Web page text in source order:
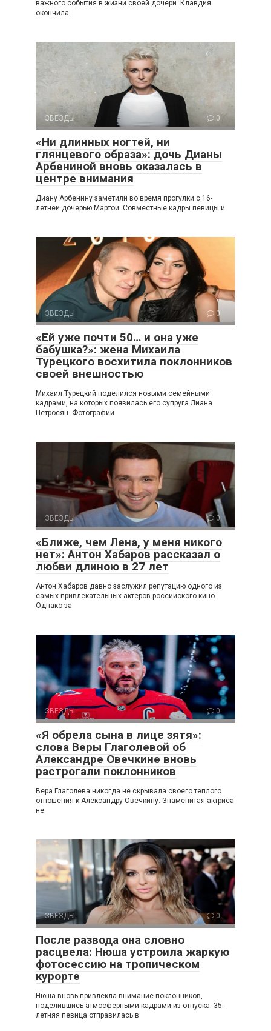
важного события в жизни своей дочери. Клавдия
окончила
ЗВЕЗДЫ 0
«Ни длинных ногтей, ни
глянцевого образа»: дочь Дианы
Арбениной вновь оказалась в
центре внимания
Диану Арбенину заметили во время прогулки с 16-
летней дочерью Мартой. Совместные кадры певицы и
ЗВЕЗДЫ 0
«Ей уже почти 50… и она уже
бабушка?»: жена Михаила
Турецкого восхитила поклонников
своей внешностью
Михаил Турецкий поделился новыми семейными
кадрами, на которых появилась его супруга Лиана
Петросян. Фотографии
ЗВЕЗДЫ 0
«Ближе, чем Лена, у меня никого
нет»: Антон Хабаров рассказал о
любви длиною в 27 лет
Антон Хабаров давно заслужил репутацию одного из
самых привлекательных актеров российского кино.
Однако за
ЗВЕЗДЫ 0
«Я обрела сына в лице зятя»:
слова Веры Глаголевой об
Александре Овечкине вновь
растрогали поклонников
Вера Глаголева никогда не скрывала своего теплого
отношения к Александру Овечкину. Знаменитая актриса
не
ЗВЕЗДЫ 0
После развода она словно
расцвела: Нюша устроила жаркую
фотосессию на тропическом
курорте
Нюша вновь привлекла внимание поклонников,
поделившись атмосферными кадрами из отпуска. 35-
летняя певица отправилась в